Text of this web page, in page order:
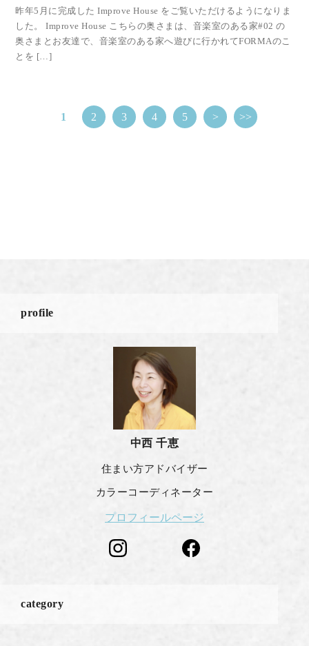
昨年5月に完成した Improve House をご覧いただけるようになりま
した。 Improve House こちらの奥さまは、音楽室のある家#02 の
奥さまとお友達で、音楽室のある家へ遊びに行かれてFORMAのこ
とを […]
1 2 3 4 5 > >>
profile
中西 千恵
住まい方アドバイザー
カラーコーディネーター
プロフィールページ
category